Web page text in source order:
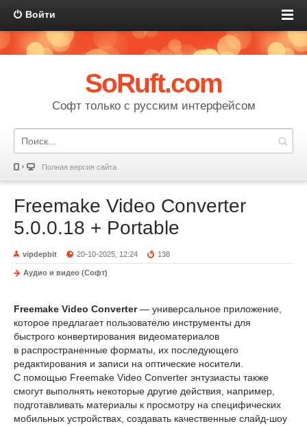
Войти
SoRuft.com
Софт только с русским интерфейсом
Полная версия сайта
Freemake Video Converter
5.0.0.18 + Portable
vipdepbit 20-10-2025, 12:24 138
Аудио и видео (Софт)
Freemake Video Converter— универсальное приложение,
которое предлагает пользователю инструменты для
быстрого конвертирования видеоматериалов
в распространенные форматы, их последующего
редактирования и записи на оптические носители.
С помощью Freemake Video Converter энтузиасты также
смогут выполнять некоторые другие действия, например,
подготавливать материалы к просмотру на специфических
мобильных устройствах, создавать качественные слайд-шоу